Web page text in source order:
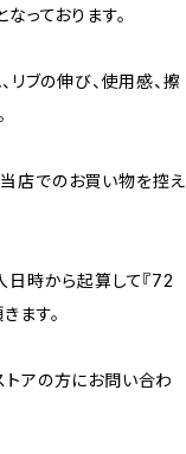
っております。
リブの伸び、使用感、擦
店でのお買い物を控え
日時から起算して『72
ます。
アの方にお問い合わ